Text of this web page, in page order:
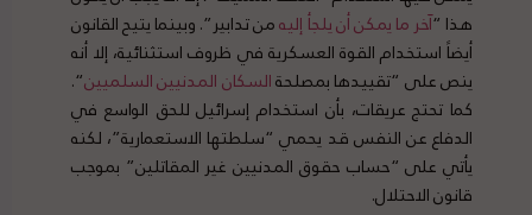
هذا “آخرمايمكنأنيلجأإليهمن تدابير”. وبينما يتيح القانون
أيضاً استخدام القوة العسكرية في ظروف استثنائية، إلا أنه
ينص على “تقييدها بمصلحةالسكانالمدنيينالسلميين“.
كما تحتج عريقات، بأن استخدام إسرائيل للحق الواسع في
الدفاع عن النفس قد يحمي “سلطتها الاستعمارية”، لكنه
يأتي على “حساب حقوق المدنيين غير المقاتلين” بموجب
قانون الاحتلال.